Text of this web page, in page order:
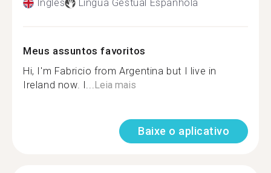
Inglês Língua Gestual Espanhola
Meus assuntos favoritos
Hi, I'm Fabricio from Argentina but I live in
Ireland now. I...Leia mais
Baixe o aplicativo